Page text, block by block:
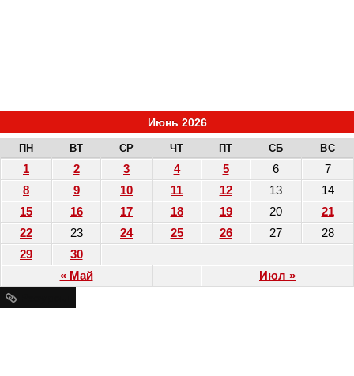
Июнь 2026
ПН ВТ СР ЧТ ПТ СБ ВС
« Май Июл »
1 2 3 4 5 6
7
8
9 10 11 12 13
14
15
16 17 18 19 20
21
22
23 24 25 26 27
28
29
30